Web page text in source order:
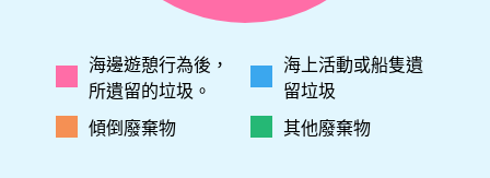
海邊遊憩行為後，
所遺留的垃圾。
海上活動或船隻遺
留垃圾
傾倒廢棄物
其他廢棄物